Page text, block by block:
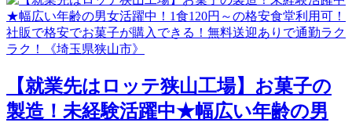
【就業先はロッテ狭山工場】お菓子の
製造！未経験活躍中★幅広い年齢の男